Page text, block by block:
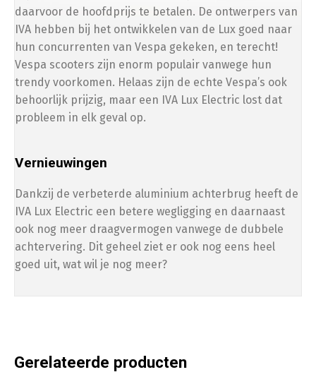
daarvoor de hoofdprijs te betalen. De ontwerpers van
IVA hebben bij het ontwikkelen van de Lux goed naar
hun concurrenten van Vespa gekeken, en terecht!
Vespa scooters zijn enorm populair vanwege hun
trendy voorkomen. Helaas zijn de echte Vespa’s ook
behoorlijk prijzig, maar een IVA Lux Electric lost dat
probleem in elk geval op.
Vernieuwingen
Dankzij de verbeterde aluminium achterbrug heeft de
IVA Lux Electric een betere wegligging en daarnaast
ook nog meer draagvermogen vanwege de dubbele
achtervering. Dit geheel ziet er ook nog eens heel
goed uit, wat wil je nog meer?
Gerelateerde producten